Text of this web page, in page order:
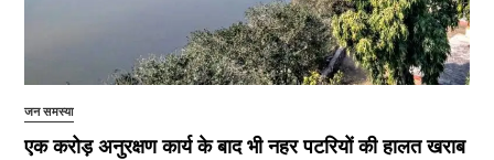
जन समस्या
एक करोड़ अनुरक्षण कार्य के बाद भी नहर पटरियों की हालत खराब